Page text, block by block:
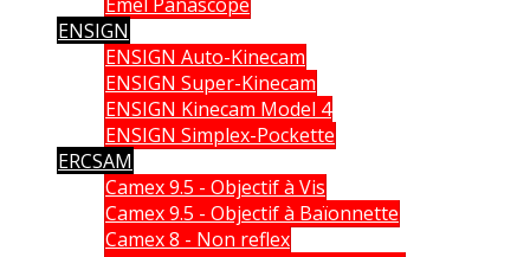
ENSIGN
ENSIGN Auto-Kinecam
ENSIGN Super-Kinecam
ENSIGN Kinecam Model 4
ENSIGN Simplex-Pockette
ERCSAM
Camex 9.5 - Objectif à Vis
Camex 9.5 - Objectif à Baïonnette
Camex 8 - Non reflex